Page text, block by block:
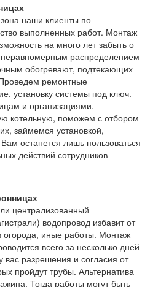
наши клиенты по
выполненных работ. Монтаж
на много лет забыть о
неравномерным распределением
обогревают, подтекающих
ремонтные
установку системы под ключ.
и организациями.
котельную, поможем с отбором
займемся установкой,
останется лишь пользоваться
действий сотрудников
централизованный
водопровод избавит от
огорода, иные работы. Монтаж
всего за несколько дней
вас разрешения и согласия от
пройдут трубы. Альтернатива
Тогда работы могут быть